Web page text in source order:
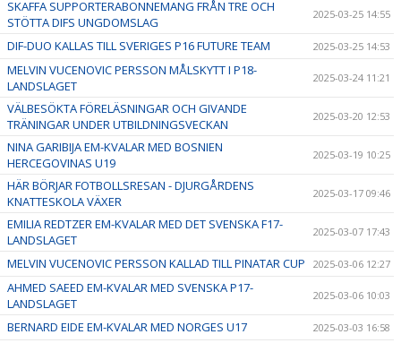
SKAFFA SUPPORTERABONNEMANG FRÅN TRE OCH
STÖTTA DIFS UNGDOMSLAG
2025-03-25 14:55
DIF-DUO KALLAS TILL SVERIGES P16 FUTURE TEAM 2025-03-25 14:53
MELVIN VUCENOVIC PERSSON MÅLSKYTT I P18-
LANDSLAGET
2025-03-24 11:21
VÄLBESÖKTA FÖRELÄSNINGAR OCH GIVANDE
TRÄNINGAR UNDER UTBILDNINGSVECKAN
2025-03-20 12:53
NINA GARIBIJA EM-KVALAR MED BOSNIEN
HERCEGOVINAS U19
2025-03-19 10:25
HÄR BÖRJAR FOTBOLLSRESAN - DJURGÅRDENS
KNATTESKOLA VÄXER
2025-03-17 09:46
EMILIA REDTZER EM-KVALAR MED DET SVENSKA F17-
LANDSLAGET
2025-03-07 17:43
MELVIN VUCENOVIC PERSSON KALLAD TILL PINATAR CUP 2025-03-06 12:27
AHMED SAEED EM-KVALAR MED SVENSKA P17-
LANDSLAGET
2025-03-06 10:03
BERNARD EIDE EM-KVALAR MED NORGES U17 2025-03-03 16:58